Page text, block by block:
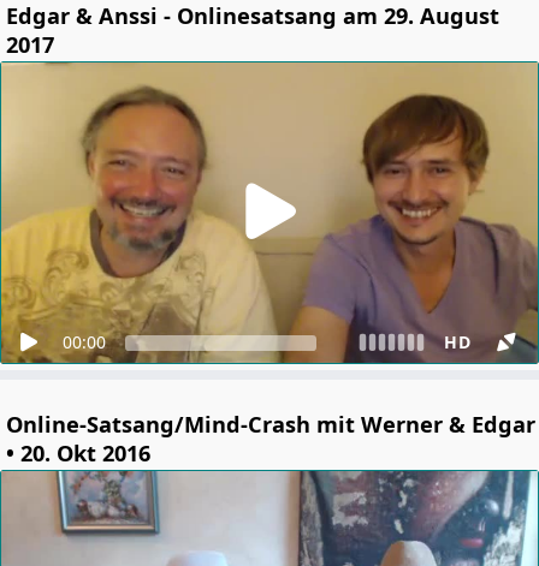
Edgar & Anssi - Onlinesatsang am 29. August
2017
00:00 HD
Online-Satsang/Mind-Crash mit Werner & Edgar
• 20. Okt 2016